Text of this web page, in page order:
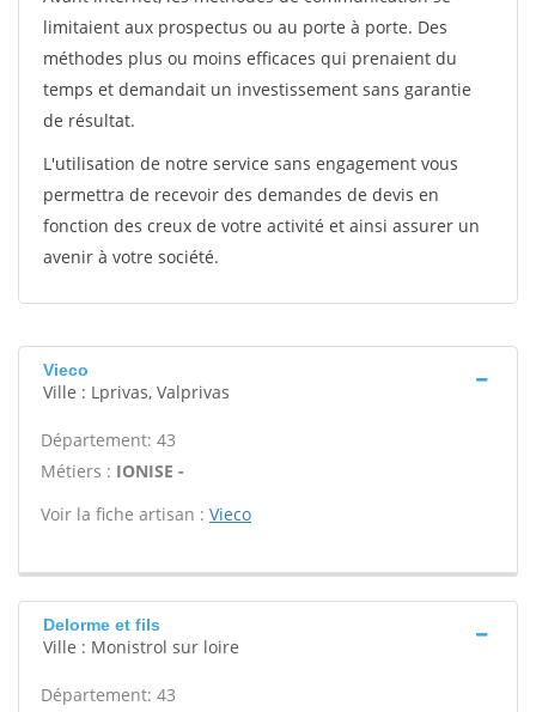
limitaient aux prospectus ou au porte à porte. Des
méthodes plus ou moins efficaces qui prenaient du
temps et demandait un investissement sans garantie
de résultat.
L'utilisation de notre service sans engagement vous
permettra de recevoir des demandes de devis en
fonction des creux de votre activité et ainsi assurer un
avenir à votre société.
Vieco
Ville : Lprivas, Valprivas
Département: 43
Métiers : IONISE -
Voir la fiche artisan : Vieco
Delorme et fils
Ville : Monistrol sur loire
Département: 43